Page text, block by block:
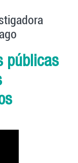
públicas